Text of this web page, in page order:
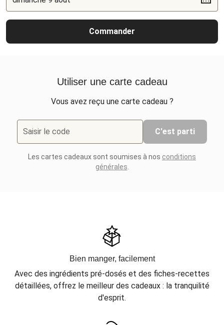
Commander
Utiliser une carte cadeau
Vous avez reçu une carte cadeau ?
Saisir le code C'est parti
Les cartes cadeaux sont soumises à nos conditions
générales
Bien manger, facilement
Avec des ingrédients pré-dosés et des fiches-recettes
détaillées, offrez le meilleur des cadeaux : la tranquilité
d'esprit.